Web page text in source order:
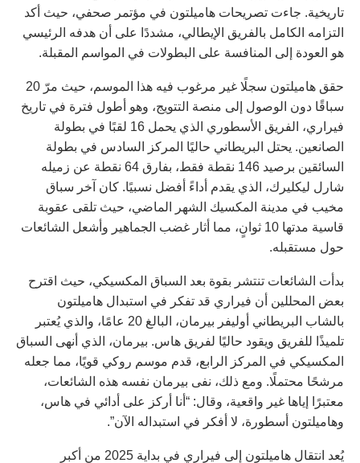
تاريخية. جاءت تصريحات هاميلتون في مؤتمر صحفي، حيث أكد
التزامه الكامل بالفريق الإيطالي، مشددًا على أن هدفه الرئيسي
هو العودة إلى المنافسة على البطولات في المواسم المقبلة.
حقق هاميلتون سجلًا غير مرغوب فيه هذا الموسم، حيث مرّ 20
سباقًا دون الوصول إلى منصة التتويج، وهو أطول فترة في تاريخ
فيراري، الفريق الأسطوري الذي يحمل 16 لقبًا في بطولة
الصانعين. يحتل البريطاني حاليًا المركز السادس في بطولة
السائقين برصيد 146 نقطة فقط، بفارق 64 نقطة عن زميله
شارل ليكليرك، الذي يقدم أداءً أفضل نسبيًا. كان آخر سباق
مخيب في مدينة المكسيك الشهر الماضي، حيث تلقى عقوبة
قاسية مدتها 10 ثوانٍ، مما أثار غضب الجماهير وأشعل الشائعات
حول مستقبله.
بدأت الشائعات تنتشر بقوة بعد السباق المكسيكي، حيث اقترح
بعض المحللين أن فيراري قد تفكر في استبدال هاميلتون
بالشاب البريطاني أوليفر بيرمان، البالغ 20 عامًا، والذي يُعتبر
تلميذًا للفريق ويقود حاليًا لفريق هاس. بيرمان، الذي أنهى السباق
المكسيكي في المركز الرابع، قدم موسم روكي قويًا، مما جعله
مرشحًا محتملًا. ومع ذلك، نفى بيرمان نفسه هذه الشائعات،
معتبرًا إياها غير واقعية، وقال: “أنا أركز على أدائي في هاس،
وهاميلتون أسطورة، لا أفكر في استبداله الآن”.
يُعد انتقال هاميلتون إلى فيراري في بداية 2025 من أكبر